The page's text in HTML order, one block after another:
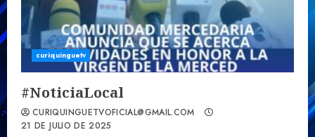
curiquinguetv
#NoticiaLocal
CURIQUINGUETVOFICIAL@GMAIL.COM
21 DE JULIO DE 2025